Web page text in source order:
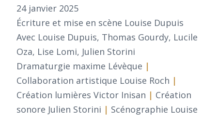
24 janvier 2025
Écriture et mise en scène Louise Dupuis
Avec Louise Dupuis, Thomas Gourdy, Lucile
Oza, Lise Lomi, Julien Storini
Dramaturgie maxime Lévèque |
Collaboration artistique Louise Roch |
Création lumières Victor Inisan | Création
sonore Julien Storini | Scénographie Louise